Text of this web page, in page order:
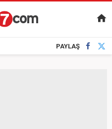
PAYLAŞ